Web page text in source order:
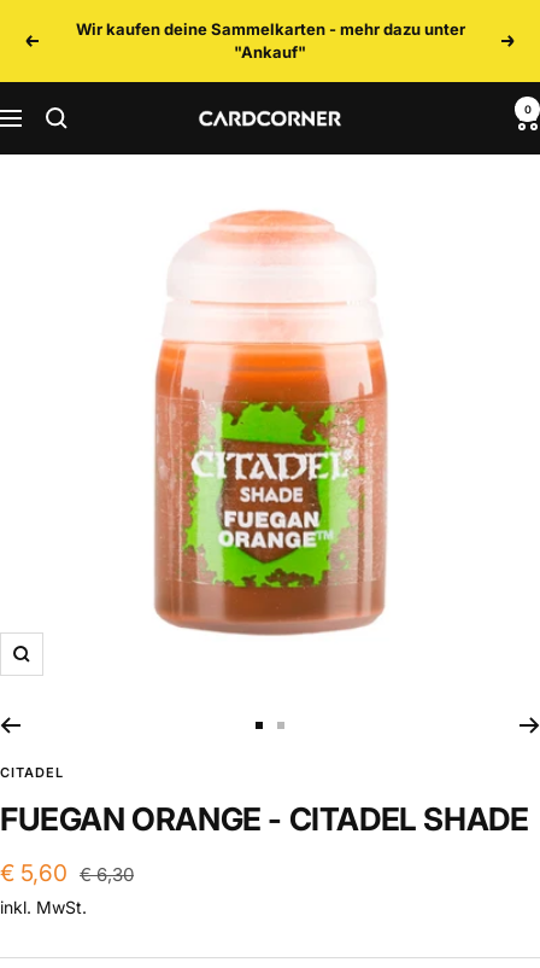
zumZurück
Wir kaufen deine Sammelkarten - mehr dazu unter
"Ankauf"
Navigation CARDCORNER 0
Zoom
gehen
gehen
CITADEL
FUEGAN ORANGE - CITADEL SHADE
Angebotspreis
€ 5,60 Regulärer
Preis
€ 6,30
inkl. MwSt.